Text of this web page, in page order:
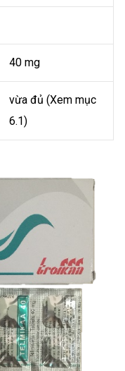
40 mg
vừa đủ (Xem mục
6.1)